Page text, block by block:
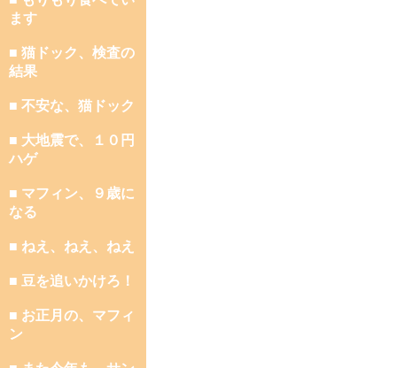
ます
■ 猫ドック、検査の
結果
■ 不安な、猫ドック
■ 大地震で、１０円
ハゲ
■ マフィン、９歳に
なる
■ ねえ、ねえ、ねえ
■ 豆を追いかけろ！
■ お正月の、マフィ
ン